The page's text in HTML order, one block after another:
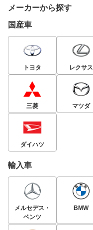
メーカーから探す
国産車
トヨタ レクサス
三菱 マツダ
ダイハツ
輸入車
メルセデス・
ベンツ
BMW